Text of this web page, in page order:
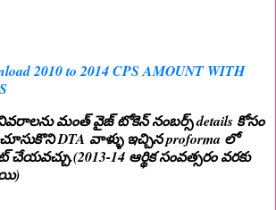
2010 to 2014 CPS AMOUNT WITH
మంత్ వైజ్ టోకెన్ నంబర్స్ details కోసం
DTA వాళ్ళు ఇచ్చిన proforma లో
14 ఆర్థిక సంవత్సరం వరకు